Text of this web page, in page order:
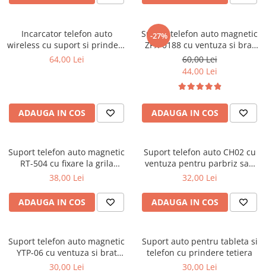
Carcase Chei Auto
Carcasa cheie Audi
Carcasa Cheie Ford
Carcasa Cheie Mercedes Benz
Carcasa Cheie Opel
Carcasa Cheie Peugeot
Carcasa Cheie Renault
Carcasa Cheie Skoda
Carcasa Cheie Volkswagen
Cotiere Auto
Folie Geamuri
Covorase MAN
Covorase MAZDA
Covorase MINI
Covorase NISSAN
Covorase PEUGEOT
Covorase PORSCHE
Covorase RENAULT
Covorase SEAT
Covorase SsangYong
Covorase SUZUKI
Sigurante Auto
Ventilator Auto
Lampi NR. INMATRICULARE
Lampi PLAFON
Lampi Logo PORTIERE
Lanterne
Lumini de zi, DRL
Proiectoare Auto
Spray-uri / Solutii / Uleiuri de
Incarcator telefon auto
wireless cu suport si prindere
grila sau ventuza
64,00 Lei
ADAUGA IN COS
-27%
Suport telefon auto magnetic
ZPX-0188 cu ventuza si brat
reglabil
60,00 Lei
44,00 Lei
ADAUGA IN COS
Suport telefon auto magnetic
RT-504 cu fixare la grila
ventilatie si rotire 360°
38,00 Lei
ADAUGA IN COS
Suport telefon auto CH02 cu
ventuza pentru parbriz sau
bord
32,00 Lei
ADAUGA IN COS
Suport telefon auto magnetic
YTP-06 cu ventuza si brat
reglabil
30,00 Lei
Suport auto pentru tableta si
telefon cu prindere tetiera
30,00 Lei